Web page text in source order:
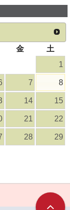
金
土
1
7 8
14 15
21 22
28 29